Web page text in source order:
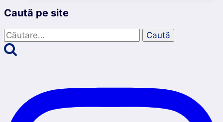
toamnă
Caută pe site
Caută
după: